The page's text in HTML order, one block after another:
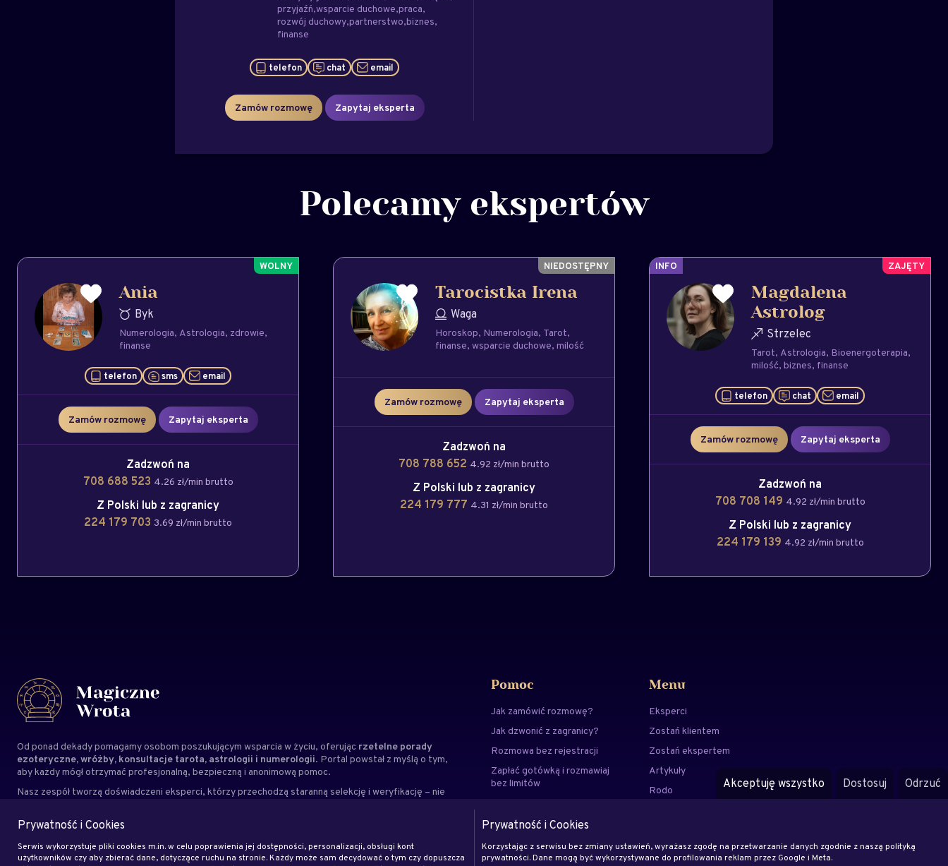
przyjaźń wsparcie duchowe praca
rozwój duchowy partnerstwo biznes
finanse
telefon chat email
Zamów rozmowę Zapytaj eksperta
Polecamy ekspertów
Ania
Byk
Numerologia Astrologia zdrowie
finanse
telefon sms email
Zamów rozmowę Zapytaj eksperta
Zadzwoń na
708 688 523 4.26 zł/min brutto
Z Polski lub z zagranicy
224 179 703 3.69 zł/min brutto
Tarocistka Irena
Waga
Horoskop Numerologia Tarot
finanse wsparcie duchowe milość
Zamów rozmowę Zapytaj eksperta
Zadzwoń na
708 788 652 4.92 zł/min brutto
Z Polski lub z zagranicy
224 179 777 4.31 zł/min brutto
INFO
Magdalena
Astrolog
Strzelec
Tarot Astrologia Bioenergoterapia
milość biznes finanse
telefon chat email
Zamów rozmowę Zapytaj eksperta
Zadzwoń na
708 708 149 4.92 zł/min brutto
Z Polski lub z zagranicy
224 179 139 4.92 zł/min brutto
Od ponad dekady pomagamy osobom poszukującym wsparcia w życiu, oferując rzetelne porady
ezoteryczne, wróżby, konsultacje tarota, astrologii i numerologii. Portal powstał z myślą o tym,
aby każdy mógł otrzymać profesjonalną, bezpieczną i anonimową pomoc.
Nasz zespół tworzą doświadczeni eksperci, którzy przechodzą staranną selekcję i weryfikację – nie
indywidualne potrzeby każdego Klienta.
wsparcie i inspirację na co dzień.
Pomoc
Jak zamówić rozmowę?
Jak dzwonić z zagranicy?
Rozmowa bez rejestracji
Zapłać gotówką i rozmawiaj
bez limitów
FAQ
Menu
Eksperci
Zostań klientem
Zostań ekspertem
Artykuły
Rodo
Akceptuję wszystko Dostosuj Odrzuć
Prywatność i Cookies
Serwis wykorzystuje pliki cookies m.in. w celu poprawienia jej dostępności, personalizacji, obsługi kont
użytkowników czy aby zbierać dane, dotyczące ruchu na stronie. Każdy może sam decydować o tym czy dopuszcza
Prywatność i Cookies
Korzystając z serwisu bez zmiany ustawień, wyrażasz zgodę na przetwarzanie danych zgodnie z naszą polityką
prywatności. Dane mogą być wykorzystywane do profilowania reklam przez Google i Meta.